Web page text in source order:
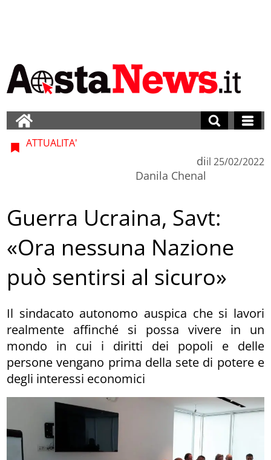
ATTUALITA'
di
Danila Chenal
il 25/02/2022
Guerra Ucraina, Savt:
«Ora nessuna Nazione
può sentirsi al sicuro»
Il sindacato autonomo auspica che si lavori
realmente affinché si possa vivere in un
mondo in cui i diritti dei popoli e delle
persone vengano prima della sete di potere e
degli interessi economici